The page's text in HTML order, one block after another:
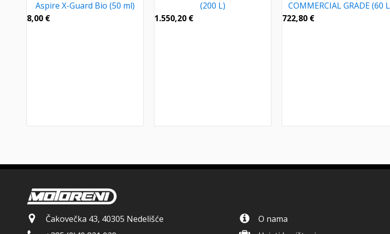
Aspire X-Guard Bio (50 ml)
8,00 €
(200 L)
1.550,20 €
COMMERCIAL GRADE (60
722,80 €
Čakovečka 43, 40305 Nedelišće
O nama